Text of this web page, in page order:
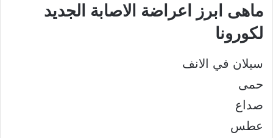
ماهى ابرز اعراضة الاصابة الجديد
لكورونا
سيلان في الانف
حمى
صداع
عطس